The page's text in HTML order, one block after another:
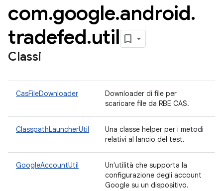
com.google.android.
tradefed.util
Classi
CasFileDownloader
Downloader di file per
scaricare file da RBE CAS.
ClasspathLauncherUtil
Una classe helper per i metodi
relativi al lancio del test.
GoogleAccountUtil
Un'utilità che supporta la
configurazione degli account
Google su un dispositivo.